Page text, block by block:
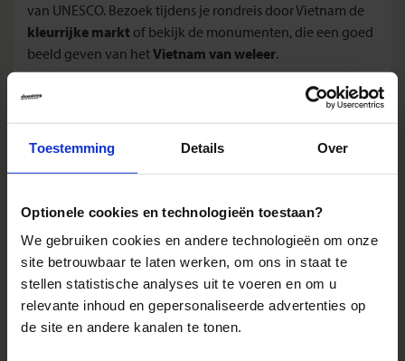
Toestemming Details Over
Optionele cookies en technologieën toestaan?
We gebruiken cookies en andere technologieën om onze
site betrouwbaar te laten werken, om ons in staat te
stellen statistische analyses uit te voeren en om u
relevante inhoud en gepersonaliseerde advertenties op
de site en andere kanalen te tonen.
van UNESCO. Bezoek tijdens je rondreis door Vietnam de
kleurrijke markt of bekijk de monumenten, die een goed
beeld geven van hetVietnam van weleer.